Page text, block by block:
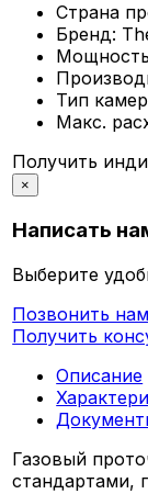
Страна
Бренд:
Тип
Макс.
Получить
×
Написать
Выберите
Позвонить нам
Получить
Описание
Газовый
стандартами,